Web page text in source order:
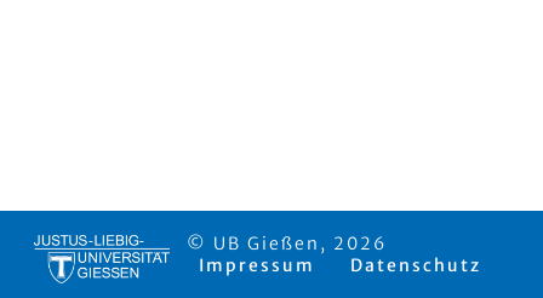
© UB Gießen, 2026
Impressum
Datenschutz